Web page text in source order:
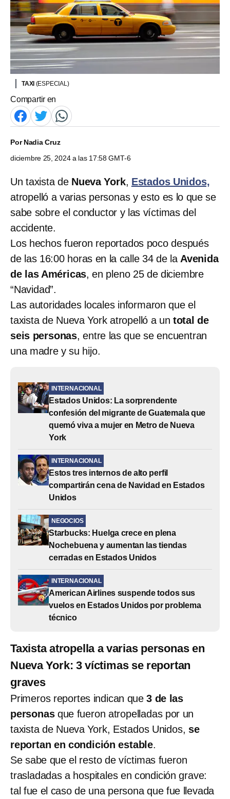
TAXI (ESPECIAL)
Compartir en
PorNadia Cruz
diciembre 25, 2024 a las 17:58 GMT-6
Un taxista de Nueva York, Estados Unidos,
atropelló a varias personas y esto es lo que se
sabe sobre el conductor y las víctimas del
accidente.
Los hechos fueron reportados poco después
de las 16:00 horas en la calle 34 de la Avenida
de las Américas, en pleno 25 de diciembre
“Navidad”.
Las autoridades locales informaron que el
taxista de Nueva York atropelló a un total de
seis personas, entre las que se encuentran
una madre y su hijo.
INTERNACIONAL
Estados Unidos: La sorprendente
confesión del migrante de Guatemala que
quemó viva a mujer en Metro de Nueva
York
INTERNACIONAL
Estos tres internos de alto perfil
compartirán cena de Navidad en Estados
Unidos
NEGOCIOS
Starbucks: Huelga crece en plena
Nochebuena y aumentan las tiendas
cerradas en Estados Unidos
INTERNACIONAL
American Airlines suspende todos sus
vuelos en Estados Unidos por problema
técnico
Taxista atropella a varias personas en
Nueva York: 3 víctimas se reportan
graves
Primeros reportes indican que3 de las
personas que fueron atropelladas por un
taxista de Nueva York, Estados Unidos, se
reportan en condición estable.
Se sabe que el resto de víctimas fueron
trasladadas a hospitales en condición grave:
tal fue el caso de una persona que fue llevada